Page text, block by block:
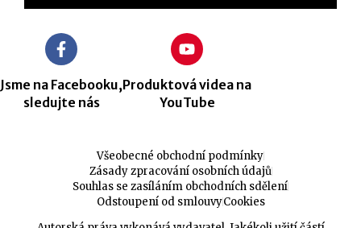
Jsme na Facebooku,
sledujte nás
Produktová videa na
YouTube
Všeobecné obchodní podmínky
Zásady zpracování osobních údajů
Souhlas se zasíláním obchodních sdělení
Odstoupení od smlouvyCookies